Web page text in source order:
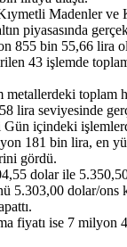
Madenler ve
piyasasında
855 bin 55,66 lira
43 işlemde
metallerdeki toplam
lira seviyesinde
içindeki
181 bin lira, en
gördü.
dolar ile
5.303,00 dolar/ons
fiyatı ise 7 milyon